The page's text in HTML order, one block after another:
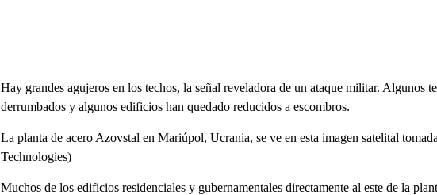
Hay grandes agujeros en los techos, la señal reveladora de un ataque militar. Algunos
derrumbados y algunos edificios han quedado reducidos a escombros.
La planta de acero Azovstal en Mariúpol, Ucrania, se ve en esta imagen satelital
Technologies)
Muchos de los edificios residenciales y gubernamentales directamente al este de la